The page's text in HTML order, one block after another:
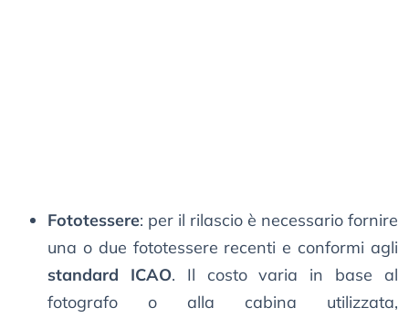
Fototessere: per il rilascio è necessario fornire
una o due fototessere recenti e conformi agli
standard ICAO. Il costo varia in base al
fotografo o alla cabina utilizzata,